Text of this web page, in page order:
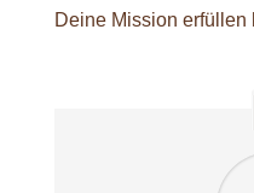
Deine Mission erfüllen